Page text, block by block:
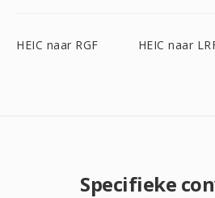
HEIC naar RGF HEIC naar
Specifieke